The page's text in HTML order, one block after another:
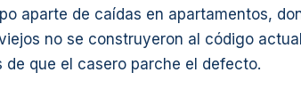
aparte de caídas en apartamentos,
no se construyeron al código
de que el casero parche el defecto.